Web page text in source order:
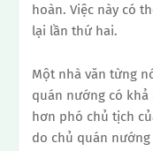
hoàn. Việc này có
lại lần thứ hai.
Một nhà văn từng
quán nướng có
hơn phó chủ tịch
do chủ quán